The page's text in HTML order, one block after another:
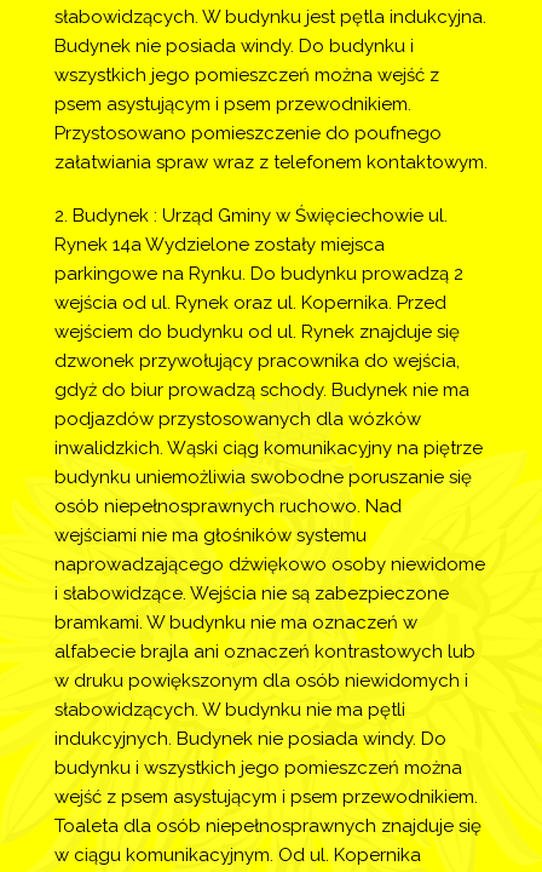
słabowidzących. W budynku jest pętla indukcyjna.
Budynek nie posiada windy. Do budynku i
wszystkich jego pomieszczeń można wejść z
psem asystującym i psem przewodnikiem.
Przystosowano pomieszczenie do poufnego
załatwiania spraw wraz z telefonem kontaktowym.
2. Budynek : Urząd Gminy w Święciechowie ul.
Rynek 14a Wydzielone zostały miejsca
parkingowe na Rynku. Do budynku prowadzą 2
wejścia od ul. Rynek oraz ul. Kopernika. Przed
wejściem do budynku od ul. Rynek znajduje się
dzwonek przywołujący pracownika do wejścia,
gdyż do biur prowadzą schody. Budynek nie ma
podjazdów przystosowanych dla wózków
inwalidzkich. Wąski ciąg komunikacyjny na piętrze
budynku uniemożliwia swobodne poruszanie się
osób niepełnosprawnych ruchowo. Nad
wejściami nie ma głośników systemu
naprowadzającego dźwiękowo osoby niewidome
i słabowidzące. Wejścia nie są zabezpieczone
bramkami. W budynku nie ma oznaczeń w
alfabecie brajla ani oznaczeń kontrastowych lub
w druku powiększonym dla osób niewidomych i
słabowidzących. W budynku nie ma pętli
indukcyjnych. Budynek nie posiada windy. Do
budynku i wszystkich jego pomieszczeń można
wejść z psem asystującym i psem przewodnikiem.
Toaleta dla osób niepełnosprawnych znajduje się
w ciągu komunikacyjnym. Od ul. Kopernika